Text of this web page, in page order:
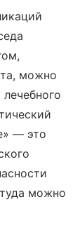
можно
— это
можно